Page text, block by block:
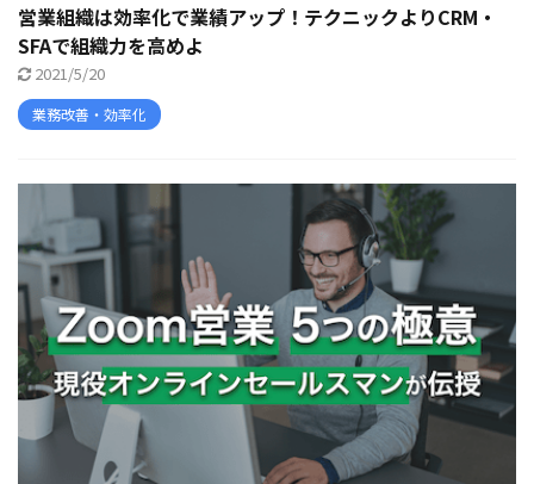
営業組織は効率化で業績アップ！テクニックよりCRM・
SFAで組織力を高めよ
2021/5/20
業務改善・効率化